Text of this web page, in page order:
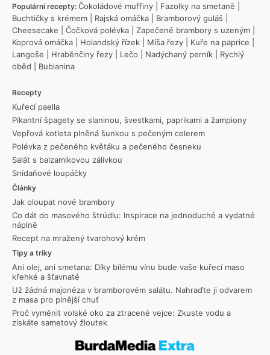
Populární recepty: Čokoládové muffiny Fazolky na smetaně
Buchtičky s krémem
Rajská omáčka Bramborový guláš
Cheesecake
Čočková polévka Zapečené brambory s uzeným
Koprová omáčka
Holandský řízek Míša řezy Kuře na paprice
Langoše
Hraběnčiny řezy Lečo Nadýchaný perník
Rychlý
oběd
Bublanina
Recepty
Kuřecí paella
Pikantní špagety se slaninou, švestkami, paprikami a žampiony
Vepřová kotleta plněná šunkou s pečeným celerem
Polévka z pečeného květáku a pečeného česneku
Salát s balzamikovou zálivkou
Snídaňové loupáčky
Články
Jak oloupat nové brambory
Co dát do masového štrúdlu: Inspirace na jednoduché a vydatné
náplně
Recept na mražený tvarohový krém
Tipy a triky
Ani olej, ani smetana: Díky bílému vínu bude vaše kuřecí maso
křehké a šťavnaté
Už žádná majonéza v bramborovém salátu. Nahraďte ji odvarem
z masa pro plnější chuť
Proč vyměnit volské oko za ztracené vejce: Zkuste vodu a
získáte sametový žloutek